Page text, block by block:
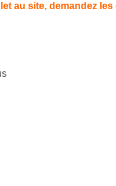
au site, demandez